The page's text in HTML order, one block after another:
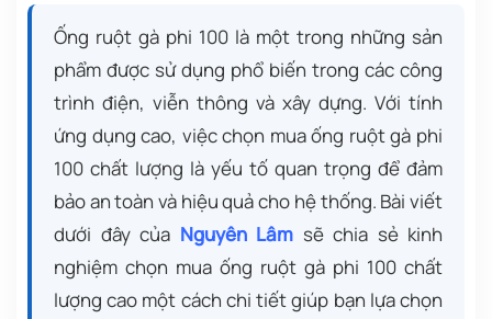
Ống ruột gà phi 100 là một trong những sản
phẩm được sử dụng phổ biến trong các công
trình điện, viễn thông và xây dựng. Với tính
ứng dụng cao, việc chọn mua ống ruột gà phi
100 chất lượng là yếu tố quan trọng để đảm
bảo an toàn và hiệu quả cho hệ thống. Bài viết
dưới đây của Nguyên Lâm sẽ chia sẻ kinh
nghiệm chọn mua ống ruột gà phi 100 chất
lượng cao một cách chi tiết giúp bạn lựa chọn